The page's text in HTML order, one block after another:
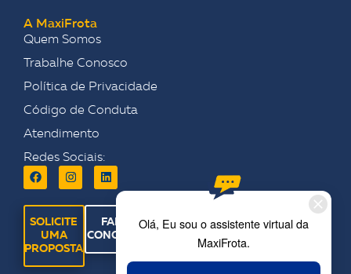
A MaxiFrota
Quem Somos
Trabalhe Conosco
Política de Privacidade
Código de Conduta
Atendimento
Redes Sociais:
SOLICITE
UMA
PROPOSTA
FALE
CONOSCO